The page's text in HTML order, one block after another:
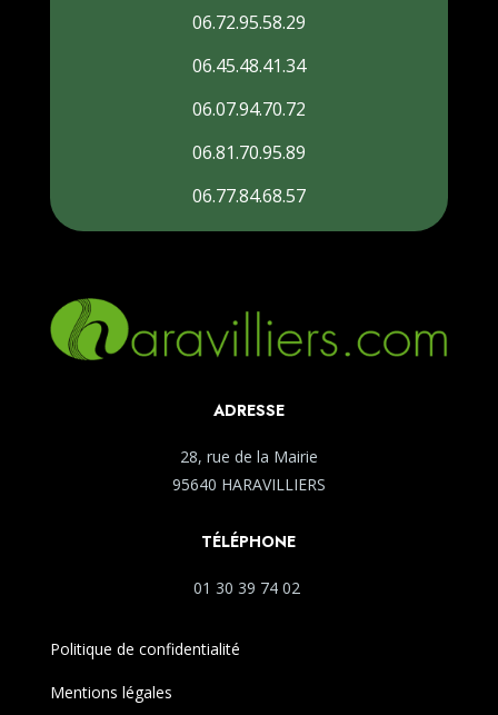
06.72.95.58.29
06.45.48.41.34
06.07.94.70.72
06.81.70.95.89
06.77.84.68.57
ADRESSE
28, rue de la Mairie
95640 HARAVILLIERS
TÉLÉPHONE
01 30 39 74 02
Politique de confidentialité
Mentions légales